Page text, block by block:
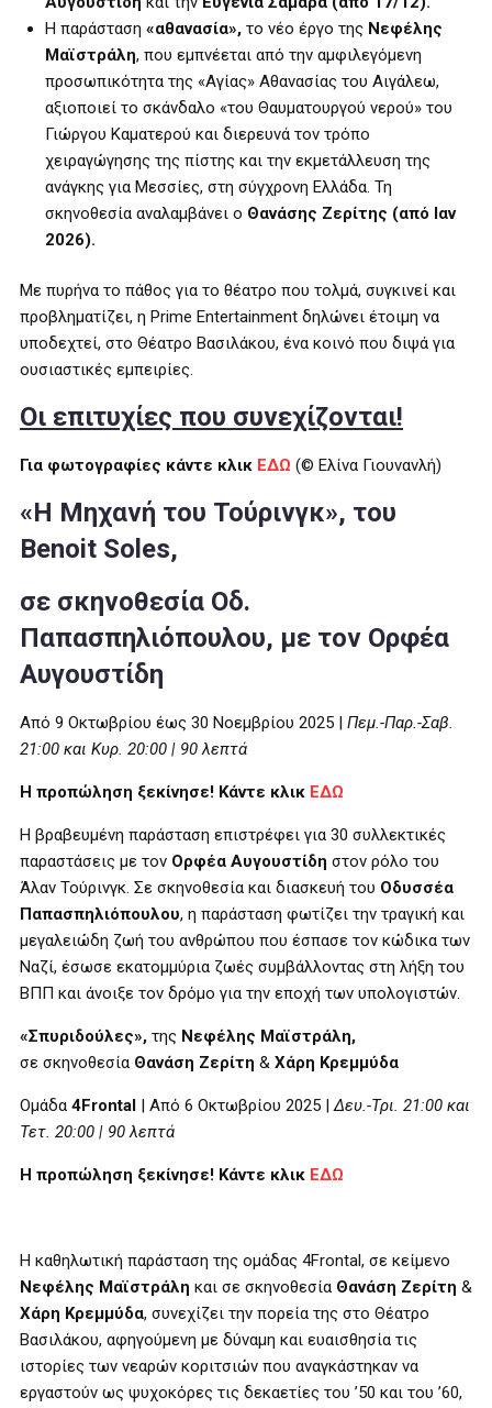
Η παράσταση «αθανασία»,τo νέο έργο της Νεφέλης
Μαϊστράλη, που εμπνέεται από την αμφιλεγόμενη
προσωπικότητα της «Αγίας» Αθανασίας του Αιγάλεω,
αξιοποιεί το σκάνδαλο «του Θαυματουργού νερού» του
Γιώργου Καματερού και διερευνά τον τρόπο
χειραγώγησης της πίστης και την εκμετάλλευση της
ανάγκης για Μεσσίες, στη σύγχρονη Ελλάδα. Τη
σκηνοθεσία αναλαμβάνει ο Θανάσης Ζερίτης (από Ιαν
2026).
Με πυρήνα το πάθος για το θέατρο που τολμά, συγκινεί και
προβληματίζει, η Prime Entertainment δηλώνει έτοιμη να
υποδεχτεί, στο Θέατρο Βασιλάκου, ένα κοινό που διψά για
ουσιαστικές εμπειρίες.
Οι επιτυχίες που συνεχίζονται!
Για φωτογραφίες κάντε κλικ ΕΔΩ (© Ελίνα Γιουνανλή)
«Η Μηχανή του Τούρινγκ», του
Benoit Soles,
σε σκηνοθεσία Οδ.
Παπασπηλιόπουλου, με τον Ορφέα
Αυγουστίδη
Από 9 Οκτωβρίου έως 30 Νοεμβρίου 2025 | Πεμ.-Παρ.-Σαβ.
21:00 και Κυρ. 20:00 | 90 λεπτά
Η προπώληση ξεκίνησε! Κάντε κλικ ΕΔΩ
Η βραβευμένη παράσταση επιστρέφει για 30 συλλεκτικές
παραστάσεις με τον Ορφέα Αυγουστίδη στον ρόλο του
Άλαν Τούρινγκ. Σε σκηνοθεσία και διασκευή του Οδυσσέα
Παπασπηλιόπουλου, η παράσταση φωτίζει την τραγική και
μεγαλειώδη ζωή του ανθρώπου που έσπασε τον κώδικα των
Ναζί, έσωσε εκατομμύρια ζωές συμβάλλοντας στη λήξη του
ΒΠΠ και άνοιξε τον δρόμο για την εποχή των υπολογιστών.
«Σπυριδούλες», της Νεφέλης Μαϊστράλη,
σε σκηνοθεσία Θανάση Ζερίτη & Χάρη Κρεμμύδα
Ομάδα 4Frontal | Από 6 Οκτωβρίου 2025 |Δευ.-Τρι. 21:00 και
Τετ. 20:00 | 90 λεπτά
Η προπώληση ξεκίνησε! Κάντε κλικ ΕΔΩ
Η καθηλωτική παράσταση της ομάδας 4Frontal, σε κείμενο
Νεφέλης Μαϊστράλη και σε σκηνοθεσία Θανάση Ζερίτη &
Χάρη Κρεμμύδα, συνεχίζει την πορεία της στο Θέατρο
Βασιλάκου, αφηγούμενη με δύναμη και ευαισθησία τις
ιστορίες των νεαρών κοριτσιών που αναγκάστηκαν να
εργαστούν ως ψυχοκόρες τις δεκαετίες του ’50 και του ’60,